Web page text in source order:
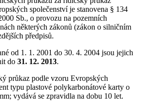
společenství je stanovena § 134
Sb., o provozu na pozemních
některých zákonů (zákon o silničním
předpisů.
od 1. 1. 2001 do 30. 4. 2004 jsou jejich
do 31. 12. 2013.
průkaz podle vzoru Evropských
typu plastové polykarbonátové karty o
vydává se zpravidla na dobu 10 let.